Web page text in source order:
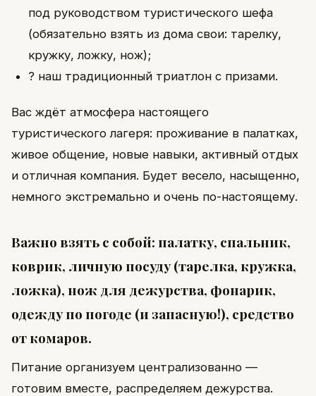
под руководством туристического шефа
(обязательно взять из дома свои: тарелку,
кружку, ложку, нож);
? наш традиционный триатлон с призами.
Вас ждёт атмосфера настоящего
туристического лагеря: проживание в палатках,
живое общение, новые навыки, активный отдых
и отличная компания. Будет весело, насыщенно,
немного экстремально и очень по-настоящему.
Важно взять с собой: палатку, спальник,
коврик, личную посуду (тарелка, кружка,
ложка), нож для дежурства, фонарик,
одежду по погоде (и запасную!), средство
от комаров.
Питание организуем централизованно —
готовим вместе, распределяем дежурства.